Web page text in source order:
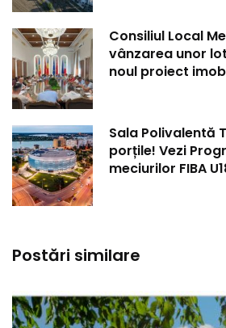
Consiliul Local
vânzarea unor
noul proiect
Sala Polivalentă
porțile! Vezi
meciurilor FIBA
Postări similare